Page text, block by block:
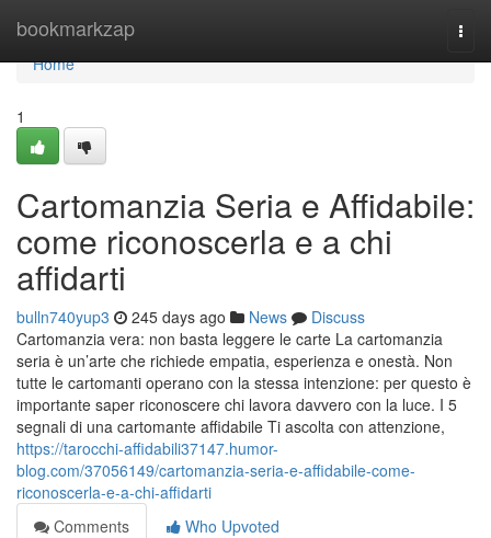
bookmarkzap
Home
Home
1
Cartomanzia Seria e Affidabile:
come riconoscerla e a chi
affidarti
bulln740yup3 245 days ago News
Discuss
Cartomanzia vera: non basta leggere le carte La cartomanzia
seria è un’arte che richiede empatia, esperienza e onestà. Non
tutte le cartomanti operano con la stessa intenzione: per questo è
importante saper riconoscere chi lavora davvero con la luce. I 5
segnali di una cartomante affidabile Ti ascolta con attenzione,
https://tarocchi-affidabili37147.humor-
blog.com/37056149/cartomanzia-seria-e-affidabile-come-
riconoscerla-e-a-chi-affidarti
Comments
Who Upvoted